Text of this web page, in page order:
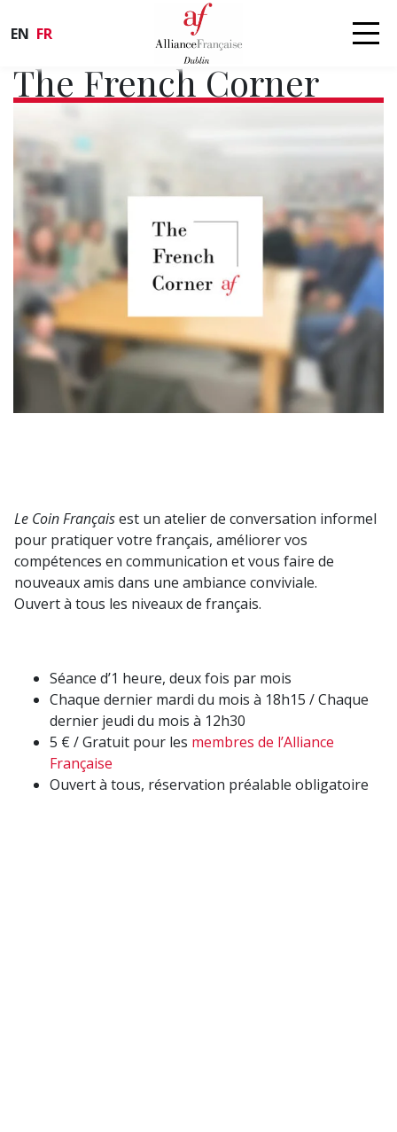
EN FR
The French Corner
Le Coin Françaisest un atelier de conversation informel
pour pratiquer votre français, améliorer vos
compétences en communication et vous faire de
nouveaux amis dans une ambiance conviviale.
Ouvert à tous les niveaux de français.
Séance d’1 heure, deux fois par mois
Chaque dernier mardi du mois à 18h15 / Chaque
dernier jeudi du mois à 12h30
5 € / Gratuit pour les membres de l’Alliance
Française
Ouvert à tous, réservation préalable obligatoire